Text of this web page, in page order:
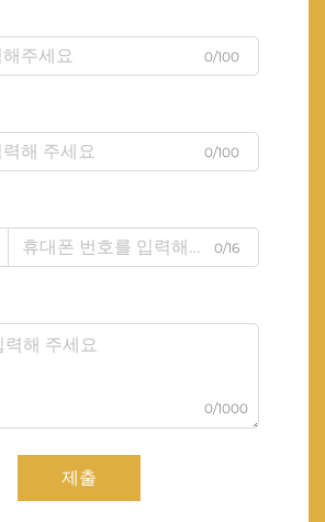
0/100
0/100
0/16
0/1000
제출